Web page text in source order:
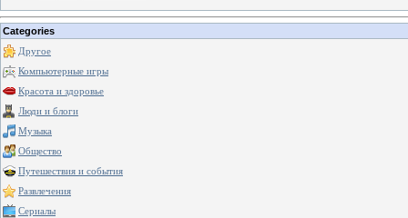
Categories
Другое
Компьютерные игры
Красота и здоровье
Люди и блоги
Музыка
Общество
Путешествия и события
Развлечения
Сериалы